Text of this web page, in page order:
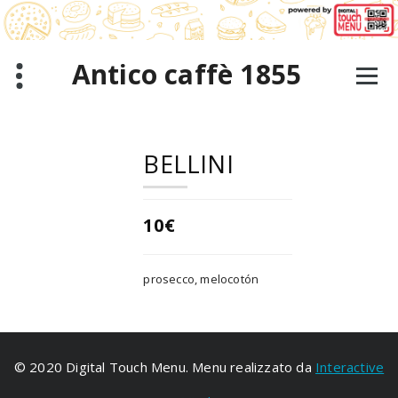
Saltar
al
contenido
Antico caffè 1855
BELLINI
10€
prosecco, melocotón
© 2020 Digital Touch Menu. Menu realizzato da Interactive